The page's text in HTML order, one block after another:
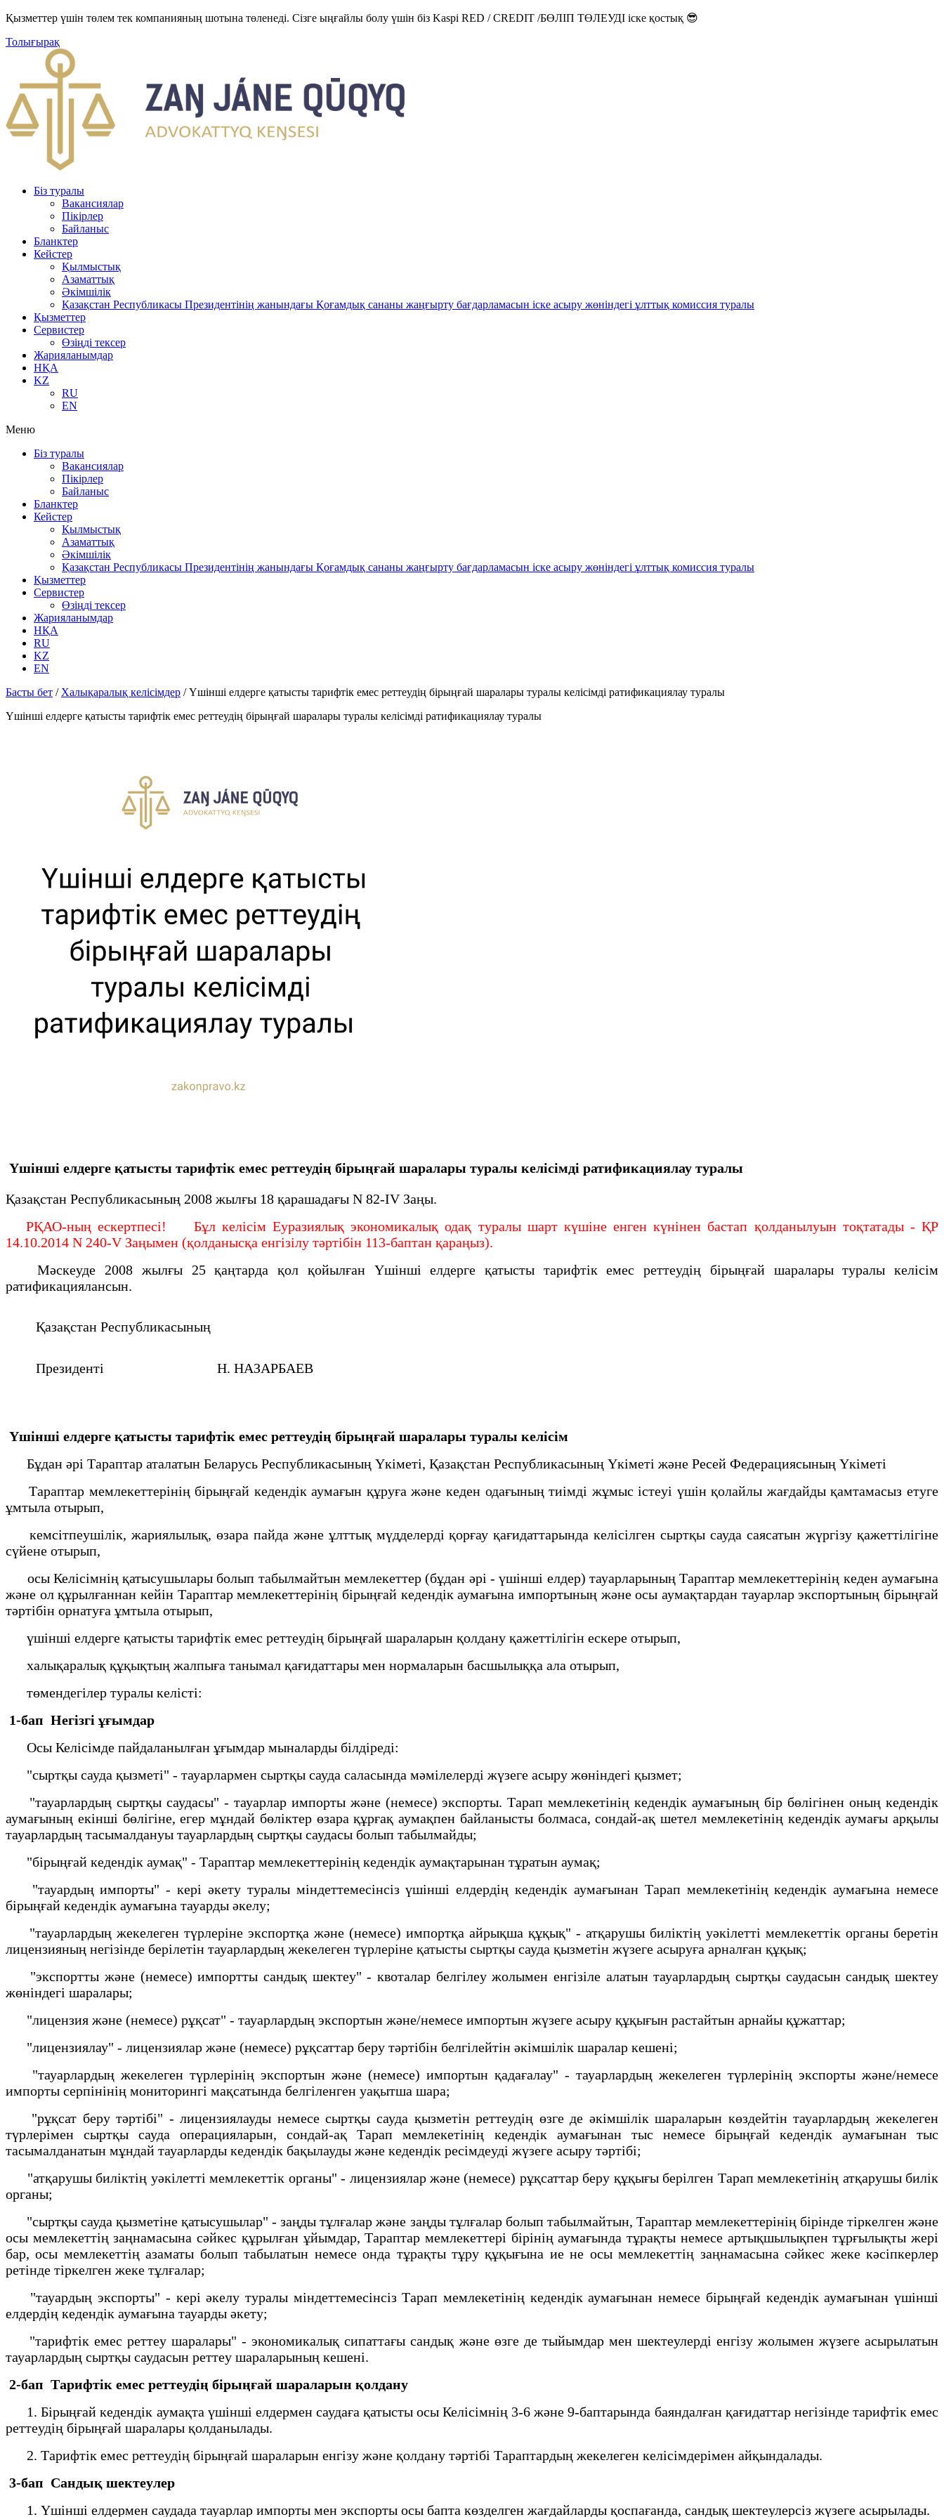
Қызметтер үшін төлем тек компанияның шотына төленеді. Сізге ыңғайлы болу үшін біз Kaspi RED / CREDIT /БӨЛІП ТӨЛЕУДІ іске қостық 😎
Толығырақ
Біз туралы
Вакансиялар
Пікірлер
Байланыс
Бланктер
Кейстер
Қылмыстық
Азаматтық
Әкімшілік
Қазақстан Республикасы Президентінің жанындағы Қоғамдық сананы жаңғырту бағдарламасын іске асыру жөніндегі ұлттық комиссия туралы
Қызметтер
Сервистер
Өзіңді тексер
Жарияланымдар
НҚА
KZ
RU
EN
Меню
Біз туралы
Вакансиялар
Пікірлер
Байланыс
Бланктер
Кейстер
Қылмыстық
Азаматтық
Әкімшілік
Қазақстан Республикасы Президентінің жанындағы Қоғамдық сананы жаңғырту бағдарламасын іске асыру жөніндегі ұлттық комиссия туралы
Қызметтер
Сервистер
Өзіңді тексер
Жарияланымдар
НҚА
RU
KZ
EN
Басты бет / Халықаралық келісімдер /Үшінші елдерге қатысты тарифтік емес реттеудің бірыңғай шаралары туралы келісімді ратификациялау туралы
Үшінші елдерге қатысты тарифтік емес реттеудің бірыңғай шаралары туралы келісімді ратификациялау туралы
Үшінші елдерге қатысты тарифтік емес реттеудің бірыңғай шаралары туралы келісімді ратификациялау туралы
Қазақстан Республикасының 2008 жылғы 18 қарашадағы N 82-IV Заңы.
РҚАО-ның ескертпесі! Бұл келісім Еуразиялық экономикалық одақ туралы шарт күшіне енген күнінен бастап қолданылуын тоқтатады - ҚР
14.10.2014 N 240-V Заңымен (қолданысқа енгізілу тәртібін 113-баптан қараңыз).
Мәскеуде 2008 жылғы 25 қаңтарда қол қойылған Үшінші елдерге қатысты тарифтік емес реттеудің бірыңғай шаралары туралы келісім
ратификациялансын.
Қазақстан Республикасының
Президенті Н. НАЗАРБАЕВ
Үшінші елдерге қатысты тарифтік емес реттеудің бірыңғай шаралары туралы келісім
Бұдан әрі Тараптар аталатын Беларусь Республикасының Үкіметі, Қазақстан Республикасының Үкіметі және Ресей Федерациясының Үкіметі
Тараптар мемлекеттерінің бірыңғай кедендік аумағын құруға және кеден одағының тиімді жұмыс істеуі үшін қолайлы жағдайды қамтамасыз етуге
ұмтыла отырып,
кемсітпеушілік, жариялылық, өзара пайда және ұлттық мүдделерді қорғау қағидаттарында келісілген сыртқы сауда саясатын жүргізу қажеттілігіне
сүйене отырып,
осы Келісімнің қатысушылары болып табылмайтын мемлекеттер (бұдан әрі - үшінші елдер) тауарларының Тараптар мемлекеттерінің кеден аумағына
және ол құрылғаннан кейін Тараптар мемлекеттерінің бірыңғай кедендік аумағына импортының және осы аумақтардан тауарлар экспортының бірыңғай
тәртібін орнатуға ұмтыла отырып,
үшінші елдерге қатысты тарифтік емес реттеудің бірыңғай шараларын қолдану қажеттілігін ескере отырып,
халықаралық құқықтың жалпыға танымал қағидаттары мен нормаларын басшылыққа ала отырып,
төмендегілер туралы келісті:
1-бап Негізгі ұғымдар
Осы Келісімде пайдаланылған ұғымдар мыналарды білдіреді:
"сыртқы сауда қызметі" - тауарлармен сыртқы сауда саласында мәмілелерді жүзеге асыру жөніндегі қызмет;
"тауарлардың сыртқы саудасы" - тауарлар импорты және (немесе) экспорты. Тарап мемлекетінің кедендік аумағының бір бөлігінен оның кедендік
аумағының екінші бөлігіне, егер мұндай бөліктер өзара құрғақ аумақпен байланысты болмаса, сондай-ақ шетел мемлекетінің кедендік аумағы арқылы
тауарлардың тасымалдануы тауарлардың сыртқы саудасы болып табылмайды;
"бірыңғай кедендік аумақ" - Тараптар мемлекеттерінің кедендік аумақтарынан тұратын аумақ;
"тауардың импорты" - кері әкету туралы міндеттемесінсіз үшінші елдердің кедендік аумағынан Тарап мемлекетінің кедендік аумағына немесе
бірыңғай кедендік аумағына тауарды әкелу;
"тауарлардың жекелеген түрлеріне экспортқа және (немесе) импортқа айрықша құқық" - атқарушы биліктің уәкілетті мемлекеттік органы беретін
лицензияның негізінде берілетін тауарлардың жекелеген түрлеріне қатысты сыртқы сауда қызметін жүзеге асыруға арналған құқық;
"экспортты және (немесе) импортты сандық шектеу" - квоталар белгілеу жолымен енгізіле алатын тауарлардың сыртқы саудасын сандық шектеу
жөніндегі шаралары;
"лицензия және (немесе) рұқсат" - тауарлардың экспортын және/немесе импортын жүзеге асыру құқығын растайтын арнайы құжаттар;
"лицензиялау" - лицензиялар және (немесе) рұқсаттар беру тәртібін белгілейтін әкімшілік шаралар кешені;
"тауарлардың жекелеген түрлерінің экспортын және (немесе) импортын қадағалау" - тауарлардың жекелеген түрлерінің экспорты және/немесе
импорты серпінінің мониторингі мақсатында белгіленген уақытша шара;
"рұқсат беру тәртібі" - лицензиялауды немесе сыртқы сауда қызметін реттеудің өзге де әкімшілік шараларын көздейтін тауарлардың жекелеген
түрлерімен сыртқы сауда операцияларын, сондай-ақ Тарап мемлекетінің кедендік аумағынан тыс немесе бірыңғай кедендік аумағынан тыс
тасымалданатын мұндай тауарларды кедендік бақылауды және кедендік ресімдеуді жүзеге асыру тәртібі;
"атқарушы биліктің уәкілетті мемлекеттік органы" - лицензиялар және (немесе) рұқсаттар беру құқығы берілген Тарап мемлекетінің атқарушы билік
органы;
"сыртқы сауда қызметіне қатысушылар" - заңды тұлғалар және заңды тұлғалар болып табылмайтын, Тараптар мемлекеттерінің бірінде тіркелген және
осы мемлекеттің заңнамасына сәйкес құрылған ұйымдар, Тараптар мемлекеттері бірінің аумағында тұрақты немесе артықшылықпен тұрғылықты жері
бар, осы мемлекеттің азаматы болып табылатын немесе онда тұрақты тұру құқығына ие не осы мемлекеттің заңнамасына сәйкес жеке кәсіпкерлер
ретінде тіркелген жеке тұлғалар;
"тауардың экспорты" - кері әкелу туралы міндеттемесінсіз Тарап мемлекетінің кедендік аумағынан немесе бірыңғай кедендік аумағынан үшінші
елдердің кедендік аумағына тауарды әкету;
"тарифтік емес реттеу шаралары" - экономикалық сипаттағы сандық және өзге де тыйымдар мен шектеулерді енгізу жолымен жүзеге асырылатын
тауарлардың сыртқы саудасын реттеу шараларының кешені.
2-бап Тарифтік емес реттеудің бірыңғай шараларын қолдану
1. Бірыңғай кедендік аумақта үшінші елдермен саудаға қатысты осы Келісімнің 3-6 және 9-баптарында баяндалған қағидаттар негізінде тарифтік емес
реттеудің бірыңғай шаралары қолданылады.
2. Тарифтік емес реттеудің бірыңғай шараларын енгізу және қолдану тәртібі Тараптардың жекелеген келісімдерімен айқындалады.
3-бап Сандық шектеулер
1. Үшінші елдермен саудада тауарлар импорты мен экспорты осы бапта көзделген жағдайларды қоспағанда, сандық шектеулерсіз жүзеге асырылады.